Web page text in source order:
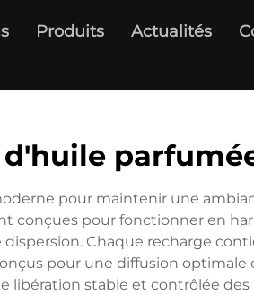
Produits Actualités
pour maintenir une
conçues pour fonctionner en
Chaque recharge
pour une diffusion optimale
stable et contrôlée